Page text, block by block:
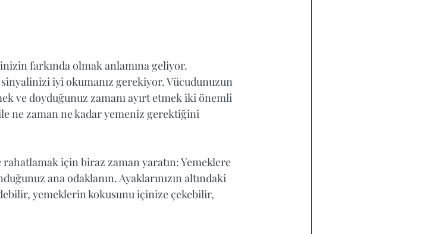
farkında olmak anlamına geliyor.
iyi okumanız gerekiyor. Vücudunuzun
ve doyduğunuz zamanı ayırt etmek iki önemli
ne zaman ne kadar yemeniz gerektiğini
için biraz zaman yaratın: Yemeklere
ana odaklanın. Ayaklarınızın altındaki
yemeklerin kokusunu içinize çekebilir,